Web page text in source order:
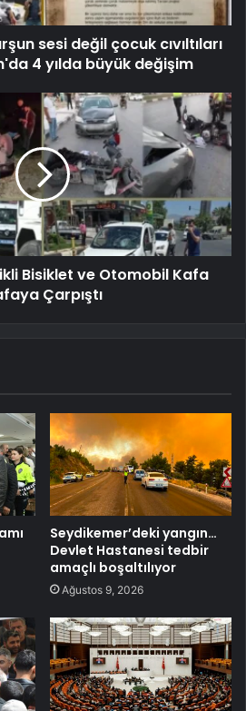
sesi değil çocuk cıvıltıları
4 yılda büyük değişim
Bisiklet ve Otomobil Kafa
Çarpıştı
Seydikemer’deki yangın…
Devlet Hastanesi tedbir
amaçlı boşaltılıyor
Ağustos 9, 2026